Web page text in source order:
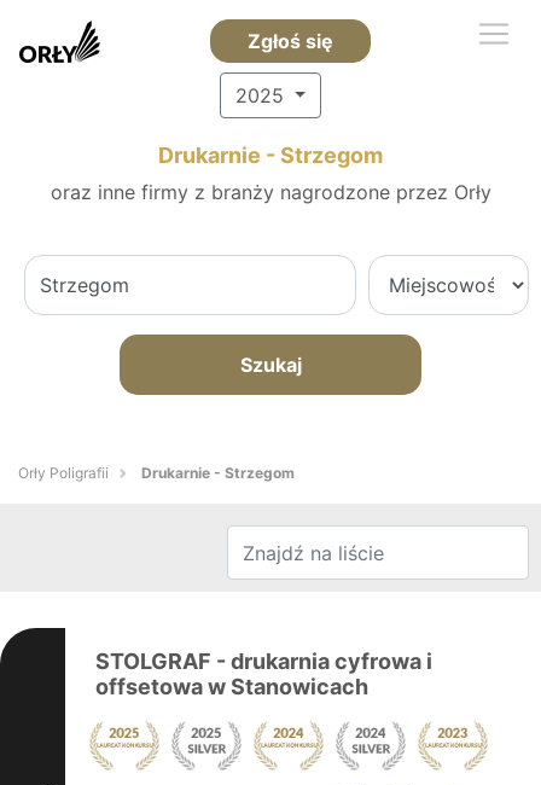
Zgłoś się
2025
Drukarnie - Strzegom
oraz inne firmy z branży nagrodzone przez Orły
Szukaj
Orły Poligrafii Drukarnie - Strzegom
STOLGRAF - drukarnia cyfrowa i
offsetowa w Stanowicach